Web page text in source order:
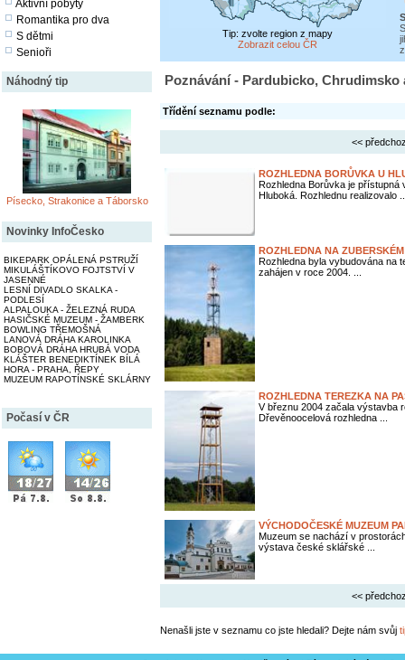
Aktivní pobyty
Romantika pro dva
S dětmi
Senioři
Náhodný tip
Písecko, Strakonice a Táborsko
Novinky InfoČesko
BIKEPARK OPÁLENÁ PSTRUŽÍ
MIKULÁŠTÍKOVO FOJTSTVÍ V
JASENNÉ
LESNÍ DIVADLO SKALKA -
PODLESÍ
ALPALOUKA - ŽELEZNÁ RUDA
HASIČSKÉ MUZEUM - ŽAMBERK
BOWLING TŘEMOŠNÁ
LANOVÁ DRÁHA KAROLINKA
BOBOVÁ DRÁHA HRUBÁ VODA
KLÁŠTER BENEDIKTÍNEK BÍLÁ
HORA - PRAHA, ŘEPY
MUZEUM RAPOTÍNSKÉ SKLÁRNY
Počasí v ČR
Tip: zvolte region z mapy
Zobrazit celou ČR
Poznávání - Pardubicko,
Třídění seznamu podle:
<<
ROZHLEDNA BORŮVKA U
Rozhledna Borůvka je přístupná
Hluboká. Rozhlednu realizovalo
ROZHLEDNA NA
Rozhledna byla vybudována na
zahájen v roce 2004. ...
ROZHLEDNA TEREZKA NA
V březnu 2004 začala výstavba
Dřevěnoocelová rozhledna ...
VÝCHODOČESKÉ MUZEUM
Muzeum se nachází v
výstava české sklářské ...
<<
Nenašli jste v seznamu co jste hledali? Dejte nám svůj